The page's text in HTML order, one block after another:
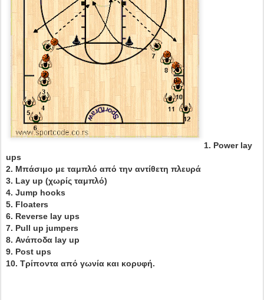
1. Power lay
ups
2. Μπάσιμο με ταμπλό από την αντίθετη πλευρά
3. Lay up (χωρίς ταμπλό)
4. Jump hooks
5. Floaters
6. Reverse lay ups
7. Pull up jumpers
8. Ανάποδα lay up
9. Post ups
10. Τρίποντα από γωνία και κορυφή.